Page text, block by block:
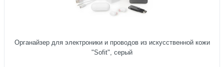
Органайзер для электроники и проводов из искусственной кожи
"Sofit", серый